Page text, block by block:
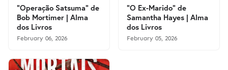
"Operação Satsuma" de
Bob Mortimer | Alma
dos Livros
February 06, 2026
"O Ex-Marido" de
Samantha Hayes | Alma
dos Livros
February 05, 2026